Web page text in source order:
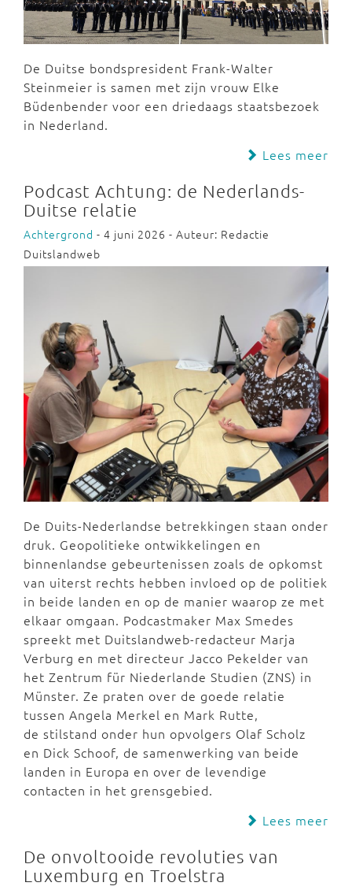
De Duitse bondspresident Frank-Walter
Steinmeier is samen met zijn vrouw Elke
Büdenbender voor een driedaags staatsbezoek
in Nederland.
Lees meer
Podcast Achtung: de Nederlands-
Duitse relatie
Achtergrond - 4 juni 2026 - Auteur: Redactie
Duitslandweb
De Duits-Nederlandse betrekkingen staan onder
druk. Geopolitieke ontwikkelingen en
binnenlandse gebeurtenissen zoals de opkomst
van uiterst rechts hebben invloed op de politiek
in beide landen en op de manier waarop ze met
elkaar omgaan. Podcastmaker Max Smedes
spreekt met Duitslandweb-redacteur Marja
Verburg en met directeur Jacco Pekelder van
het Zentrum für Niederlande Studien (ZNS) in
Münster. Ze praten over de goede relatie
tussen Angela Merkel en Mark Rutte,
de stilstand onder hun opvolgers Olaf Scholz
en Dick Schoof, de samenwerking van beide
landen in Europa en over de levendige
contacten in het grensgebied.
Lees meer
De onvoltooide revoluties van
Luxemburg en Troelstra